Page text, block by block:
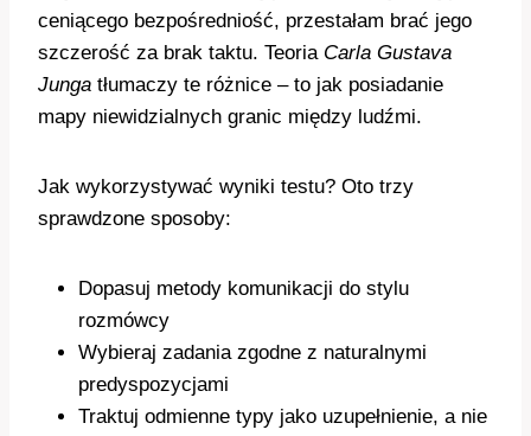
ceniącego bezpośredniość, przestałam brać jego
szczerość za brak taktu. Teoria Carla Gustava
Junga tłumaczy te różnice – to jak posiadanie
mapy niewidzialnych granic między ludźmi.
Jak wykorzystywać wyniki testu? Oto trzy
sprawdzone sposoby:
Dopasuj metody komunikacji do stylu
rozmówcy
Wybieraj zadania zgodne z naturalnymi
predyspozycjami
Traktuj odmienne typy jako uzupełnienie, a nie